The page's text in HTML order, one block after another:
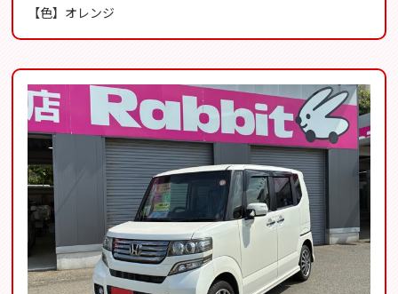
【色】オレンジ